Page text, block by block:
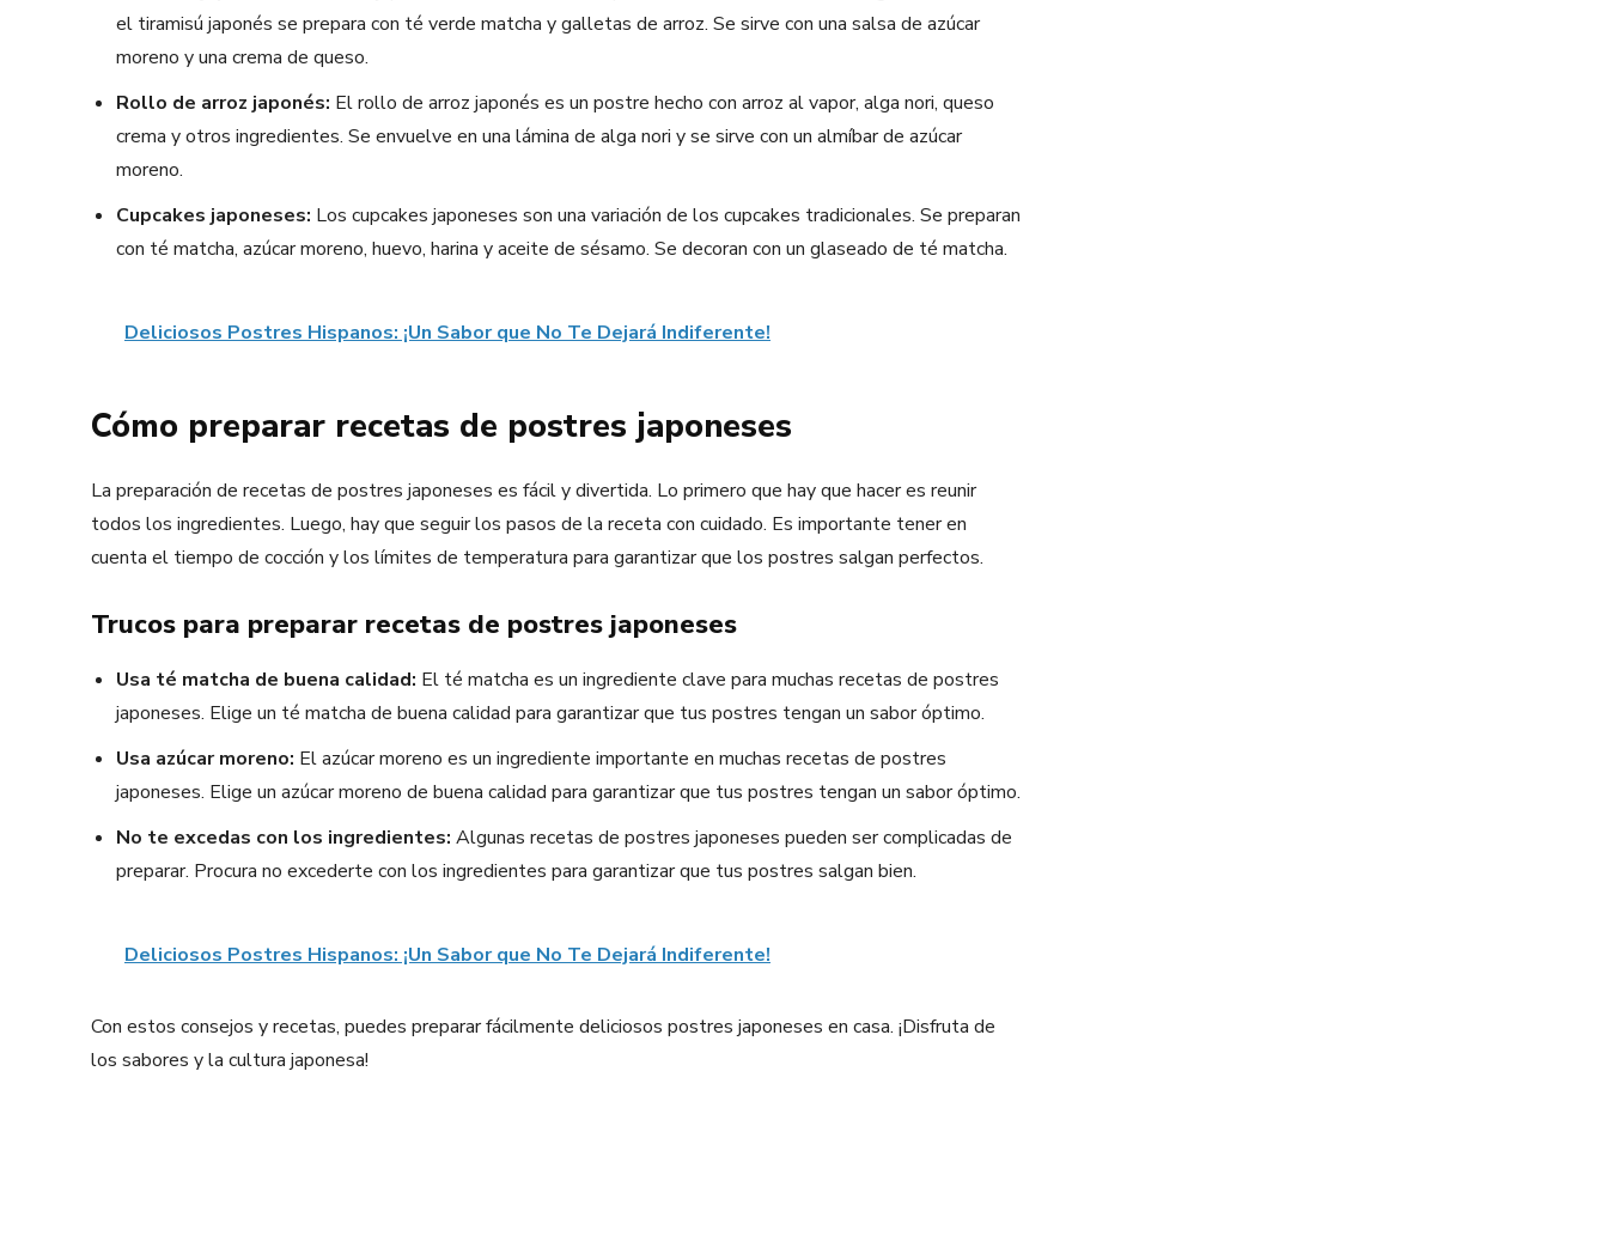
el tiramisú japonés se prepara con té verde matcha y galletas de arroz. Se sirve con una salsa de azúcar
moreno y una crema de queso.
Rollo de arroz japonés: El rollo de arroz japonés es un postre hecho con arroz al vapor, alga nori, queso
crema y otros ingredientes. Se envuelve en una lámina de alga nori y se sirve con un almíbar de azúcar
moreno.
Cupcakes japoneses: Los cupcakes japoneses son una variación de los cupcakes tradicionales. Se preparan
con té matcha, azúcar moreno, huevo, harina y aceite de sésamo. Se decoran con un glaseado de té matcha.
Deliciosos Postres Hispanos: ¡Un Sabor que No Te Dejará Indiferente!
Cómo preparar recetas de postres japoneses
La preparación de recetas de postres japoneses es fácil y divertida. Lo primero que hay que hacer es reunir
todos los ingredientes. Luego, hay que seguir los pasos de la receta con cuidado. Es importante tener en
cuenta el tiempo de cocción y los límites de temperatura para garantizar que los postres salgan perfectos.
Trucos para preparar recetas de postres japoneses
Usa té matcha de buena calidad: El té matcha es un ingrediente clave para muchas recetas de postres
japoneses. Elige un té matcha de buena calidad para garantizar que tus postres tengan un sabor óptimo.
Usa azúcar moreno: El azúcar moreno es un ingrediente importante en muchas recetas de postres
japoneses. Elige un azúcar moreno de buena calidad para garantizar que tus postres tengan un sabor óptimo.
No te excedas con los ingredientes: Algunas recetas de postres japoneses pueden ser complicadas de
preparar. Procura no excederte con los ingredientes para garantizar que tus postres salgan bien.
Deliciosos Postres Hispanos: ¡Un Sabor que No Te Dejará Indiferente!
Con estos consejos y recetas, puedes preparar fácilmente deliciosos postres japoneses en casa. ¡Disfruta de
los sabores y la cultura japonesa!